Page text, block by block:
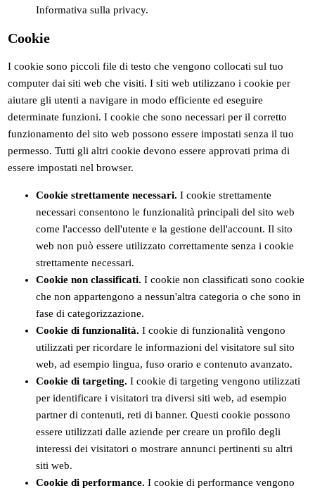
Informativa sulla privacy.
Cookie
I cookie sono piccoli file di testo che vengono collocati sul tuo
computer dai siti web che visiti. I siti web utilizzano i cookie per
aiutare gli utenti a navigare in modo efficiente ed eseguire
determinate funzioni. I cookie che sono necessari per il corretto
funzionamento del sito web possono essere impostati senza il tuo
permesso. Tutti gli altri cookie devono essere approvati prima di
essere impostati nel browser.
Cookie strettamente necessari. I cookie strettamente
necessari consentono le funzionalità principali del sito web
come l'accesso dell'utente e la gestione dell'account. Il sito
web non può essere utilizzato correttamente senza i cookie
strettamente necessari.
Cookie non classificati. I cookie non classificati sono cookie
che non appartengono a nessun'altra categoria o che sono in
fase di categorizzazione.
Cookie di funzionalità. I cookie di funzionalità vengono
utilizzati per ricordare le informazioni del visitatore sul sito
web, ad esempio lingua, fuso orario e contenuto avanzato.
Cookie di targeting. I cookie di targeting vengono utilizzati
per identificare i visitatori tra diversi siti web, ad esempio
partner di contenuti, reti di banner. Questi cookie possono
essere utilizzati dalle aziende per creare un profilo degli
interessi dei visitatori o mostrare annunci pertinenti su altri
siti web.
Cookie di performance. I cookie di performance vengono